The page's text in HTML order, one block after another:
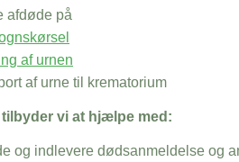
afdøde på
af urnen
af urne til krematorium
tilbyder vi at hjælpe med:
og indlevere dødsanmeldelse og